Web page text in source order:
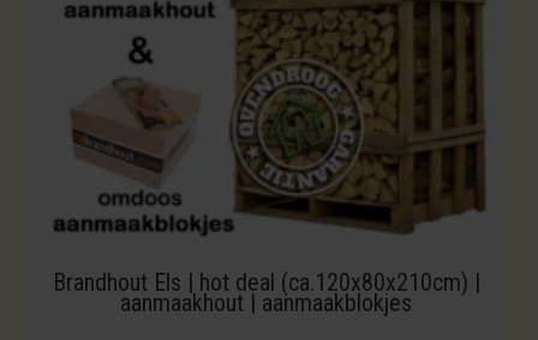
Brandhout Els | hot deal (ca.120x80x210cm) |
aanmaakhout | aanmaakblokjes